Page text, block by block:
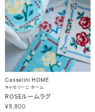
Casselini HOME
キャセリーニ ホーム
ROSEルームラグ
¥8,800